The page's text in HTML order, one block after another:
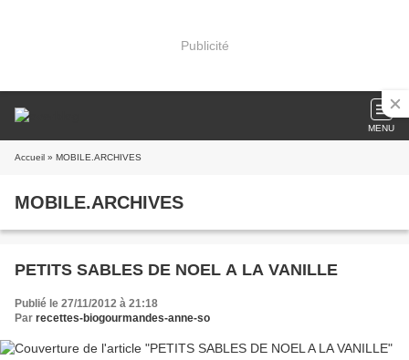
Publicité
MENU
Accueil » MOBILE.ARCHIVES
MOBILE.ARCHIVES
PETITS SABLES DE NOEL A LA VANILLE
Publié le 27/11/2012 à 21:18
Par recettes-biogourmandes-anne-so